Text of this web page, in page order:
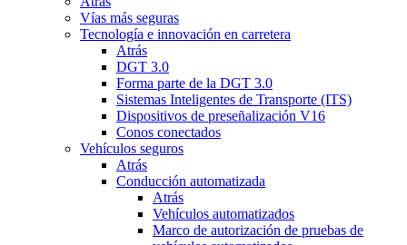
Vías más seguras
Tecnología e innovación en carretera
Atrás
DGT 3.0
Forma parte de la DGT 3.0
Sistemas Inteligentes de Transporte (ITS)
Dispositivos de preseñalización V16
Conos conectados
Vehículos seguros
Atrás
Conducción automatizada
Atrás
Vehículos automatizados
Marco de autorización de pruebas de